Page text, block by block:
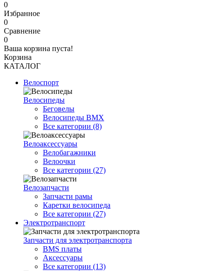
0
Избранное
0
Сравнение
0
Ваша корзина пуста!
Корзина
КАТАЛОГ
Велоспорт
Велосипеды
Беговелы
Велосипеды BMX
Все категории (8)
Велоаксессуары
Велобагажники
Велоочки
Все категории (27)
Велозапчасти
Запчасти рамы
Каретки велосипеда
Все категории (27)
Электротранспорт
Запчасти для электротранспорта
BMS платы
Аксессуары
Все категории (13)